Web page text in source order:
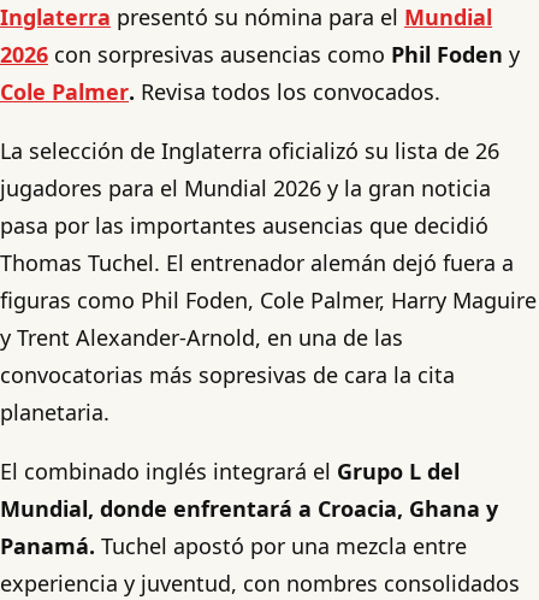
Inglaterra presentó su nómina para el Mundial
2026 con sorpresivas ausencias como Phil Foden y
Cole Palmer. Revisa todos los convocados.
La selección de Inglaterra oficializó su lista de 26
jugadores para el Mundial 2026 y la gran noticia
pasa por las importantes ausencias que decidió
Thomas Tuchel. El entrenador alemán dejó fuera a
figuras como Phil Foden, Cole Palmer, Harry Maguire
y Trent Alexander-Arnold, en una de las
convocatorias más sopresivas de cara la cita
planetaria.
El combinado inglés integrará el Grupo L del
Mundial, donde enfrentará a Croacia, Ghana y
Panamá. Tuchel apostó por una mezcla entre
experiencia y juventud, con nombres consolidados